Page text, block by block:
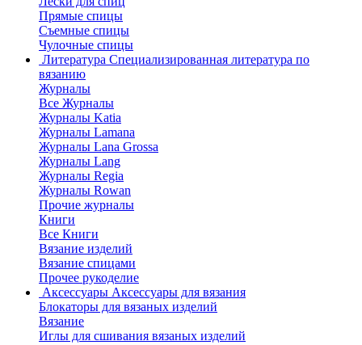
Прямые спицы
Съемные спицы
Чулочные спицы
Литература Специализированная литература по
вязанию
Журналы
Все Журналы
Журналы Katia
Журналы Lamana
Журналы Lana Grossa
Журналы Lang
Журналы Regia
Журналы Rowan
Прочие журналы
Книги
Все Книги
Вязание изделий
Вязание спицами
Прочее рукоделие
Аксессуары Аксессуары для вязания
Блокаторы для вязаных изделий
Вязание
Иглы для сшивания вязаных изделий